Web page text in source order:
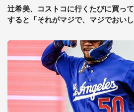
辻希美、コストコに行くたびに買っ
すると「それがマジで、マジでおいし